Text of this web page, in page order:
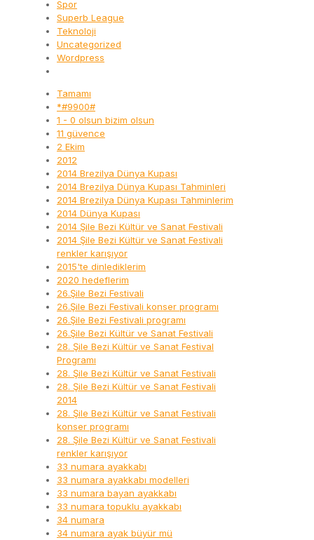
Spor
Superb League
Teknoloji
Uncategorized
Wordpress
Tamamı
*#9900#
1 - 0 olsun bizim olsun
11 güvence
2 Ekim
2012
2014 Brezilya Dünya Kupası
2014 Brezilya Dünya Kupası Tahminleri
2014 Brezilya Dünya Kupası Tahminlerim
2014 Dünya Kupası
2014 Şile Bezi Kültür ve Sanat Festivali
2014 Şile Bezi Kültür ve Sanat Festivali
renkler karışıyor
2015'te dinlediklerim
2020 hedeflerim
26.Şile Bezi Festivali
26.Şile Bezi Festivali konser programı
26.Şile Bezi Festivali programı
26.Şile Bezi Kültür ve Sanat Festivali
28. Şile Bezi Kültür ve Sanat Festival
Programı
28. Şile Bezi Kültür ve Sanat Festivali
28. Şile Bezi Kültür ve Sanat Festivali
2014
28. Şile Bezi Kültür ve Sanat Festivali
konser programı
28. Şile Bezi Kültür ve Sanat Festivali
renkler karışıyor
33 numara ayakkabı
33 numara ayakkabı modelleri
33 numara bayan ayakkabı
33 numara topuklu ayakkabı
34 numara
34 numara ayak büyür mü